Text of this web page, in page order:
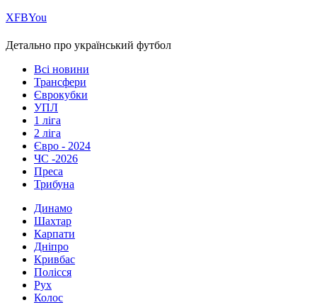
ХFBYou
Детально про український футбол
Всі новини
Трансфери
Єврокубки
УПЛ
1 ліга
2 ліга
Євро - 2024
ЧС -2026
Преса
Трибуна
Динамо
Шахтар
Карпати
Дніпро
Кривбас
Полісся
Рух
Колос